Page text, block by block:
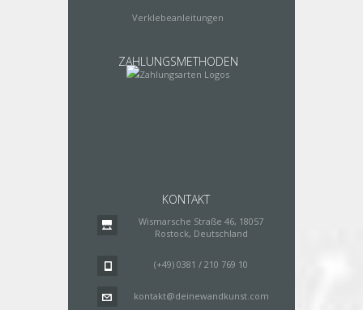
Verklebeanleitungen
ZAHLUNGSMETHODEN
KONTAKT
Wismarsche Straße 46, 18057
Rostock, Deutschland
(+49) 0381 / 210 769 10
kontakt@deinewandkunst.com